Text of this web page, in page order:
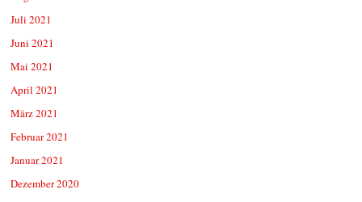
Juli 2021
Juni 2021
Mai 2021
April 2021
März 2021
Februar 2021
Januar 2021
Dezember 2020